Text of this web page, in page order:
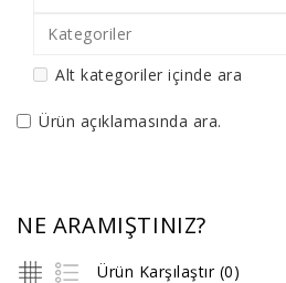
Kategoriler
Alt kategoriler içinde ara
Ürün açıklamasında ara.
NE ARAMIŞTINIZ?
Ürün Karşılaştır (0)